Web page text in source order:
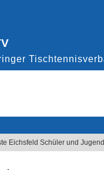
Eichsfeld Schüler und